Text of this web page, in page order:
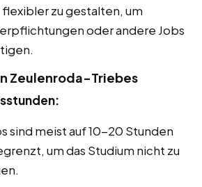
zu gestalten, um
oder andere Jobs
Zeulenroda-Triebes
sind meist auf 10-20 Stunden
um das Studium nicht zu